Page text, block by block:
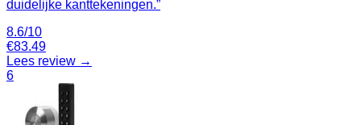
duidelijke kanttekeningen.”
8.6/10
€83.49
Lees review →
6